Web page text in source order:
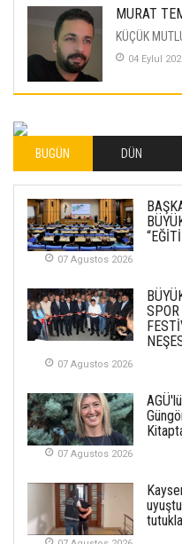
MURAT
KÜÇÜK
04 Eylul
26 Subat
METİN
YENİ HİCRİ
21 Haziran
SEMRA
KENDİNE
30
İlgi
02 Ekim
Kayserispor,
puana Ulaştı
01 Mayis
BUGÜN DÜN
07 Agustos 2026
07 Agustos 2026
07 Agustos 2026